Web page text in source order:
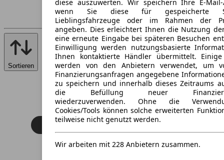
diese auszuwerten. Wir speichern Ihre E-Mail-
wenn Sie diese für gespeicherte
Lieblingsfahrzeuge oder im Rahmen der
angeben. Dies erleichtert Ihnen die Nutzung
eine erneute Eingabe bei späteren Besuchen
Einwilligung werden nutzungsbasierte
Ihnen kontaktierte Händler übermittelt. Einige
werden von den Anbietern verwendet, um
Finanzierungsanfragen angegebene
zu speichern und innerhalb dieses Zeitraums
die Befüllung neuer
wiederzuverwenden. Ohne die
Cookies/Tools können solche erweiterten
teilweise nicht genutzt werden.
Wir arbeiten mit 228 Anbietern zusammen.
Sortieren